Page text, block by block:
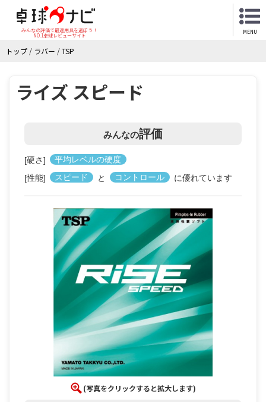
みんなの評価で最適用具を選ぼう！
NO.1卓球レビューサイト
MENU
トップ / ラバー /TSP
ライズ スピード
みんなの評価
[硬さ]
平均レベルの硬度
[性能]
スピード と コントロール に優れています
(写真をクリックすると拡大します)